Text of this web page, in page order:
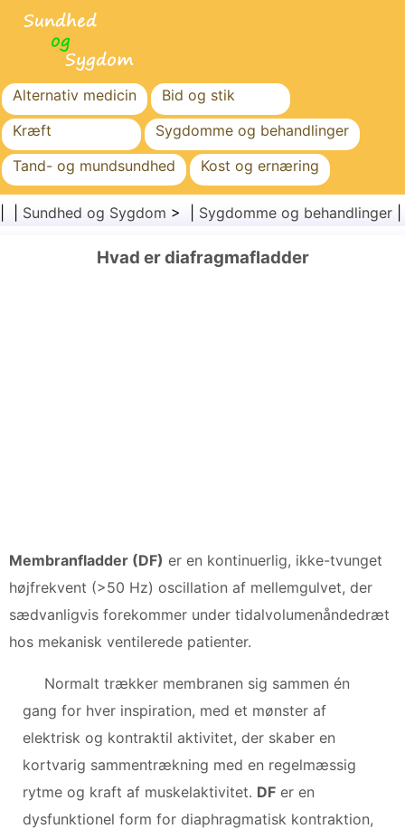
Alternativ medicin
Bid og stik
Kræft
Sygdomme og behandlinger
Tand- og mundsundhed
Kost og ernæring
Familiesundhed
Sundhedssektoren
Sundhed
Sundhed og Sygdom > | Sygdomme og behandlinger
Hvad er diafragmafladder
Membranfladder (DF) er en kontinuerlig, ikke-tvunget
højfrekvent (>50 Hz) oscillation af mellemgulvet, der
sædvanligvis forekommer under tidalvolumenåndedræt
hos mekanisk ventilerede patienter.
Normalt trækker membranen sig sammen én
gang for hver inspiration, med et mønster af
elektrisk og kontraktil aktivitet, der skaber en
kortvarig sammentrækning med en regelmæssig
rytme og kraft af muskelaktivitet. DF er en
dysfunktionel form for diaphragmatisk kontraktion,